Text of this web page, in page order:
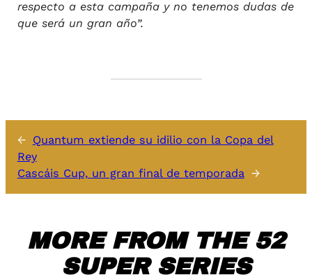
respecto a esta campaña y no tenemos dudas de
que será un gran año”.
← Quantum extiende su idilio con la Copa del
Rey
Cascáis Cup, un gran final de temporada →
MORE FROM THE 52
SUPER SERIES